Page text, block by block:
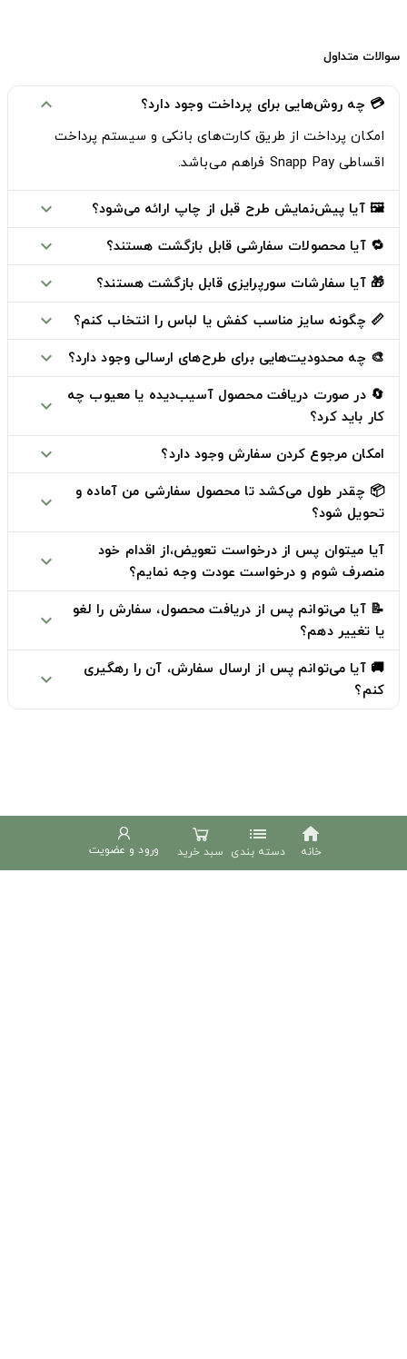
سوالات متداول
💳 چه روش‌هایی برای پرداخت وجود دارد؟ expand_more
امکان پرداخت از طریق کارت‌های بانکیو سیستم پرداخت
اقساطی Snapp Pay
فراهم می‌باشد.
🖼️ آیا پیش‌نمایش طرح قبل از چاپ ارائه می‌شود؟ expand_more
🔁 آیا محصولات سفارشی قابل بازگشت هستند؟ expand_more
🎁 آیا سفارشات سورپرایزی قابل بازگشت هستند؟ expand_more
📏 چگونه سایز مناسب کفش یا لباس را انتخاب کنم؟ expand_more
🎨 چه محدودیت‌هایی برای طرح‌های ارسالی وجود دارد؟ expand_more
🔄 در صورت دریافت محصول آسیب‌دیده یا معیوب چه
کار باید کرد؟
expand_more
امکان مرجوع کردن سفارش وجود دارد؟ expand_more
📦 چقدر طول می‌کشد تا محصول سفارشی من آماده و
تحویل شود؟
expand_more
آیا میتوان پس از درخواست تعویض،از اقدام خود
منصرف شوم و درخواست عودت وجه نمایم؟
expand_more
📝 آیا می‌توانم پس از دریافت محصول، سفارش را لغو
یا تغییر دهم؟
expand_more
🚚 آیا می‌توانم پس از ارسال سفارش، آن را رهگیری
کنم؟
expand_more
home
خانه
list
دسته بندی سبد خرید ورود و عضویت